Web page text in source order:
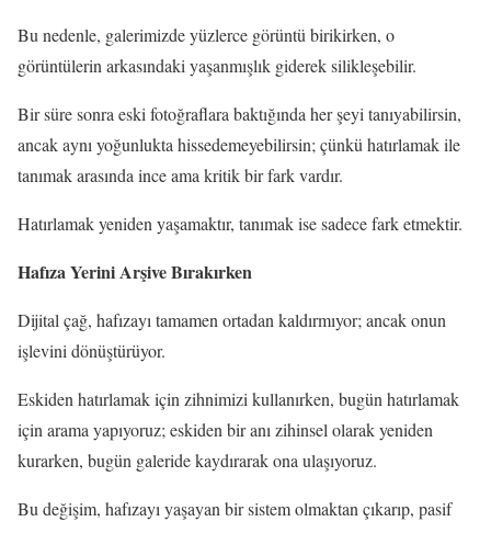
Bu nedenle, galerimizde yüzlerce görüntü birikirken, o
görüntülerin arkasındaki yaşanmışlık giderek silikleşebilir.
Bir süre sonra eski fotoğraflara baktığında her şeyi tanıyabilirsin,
ancak aynı yoğunlukta hissedemeyebilirsin; çünkü hatırlamak ile
tanımak arasında ince ama kritik bir fark vardır.
Hatırlamak yeniden yaşamaktır, tanımak ise sadece fark etmektir.
Hafıza Yerini Arşive Bırakırken
Dijital çağ, hafızayı tamamen ortadan kaldırmıyor; ancak onun
işlevini dönüştürüyor.
Eskiden hatırlamak için zihnimizi kullanırken, bugün hatırlamak
için arama yapıyoruz; eskiden bir anı zihinsel olarak yeniden
kurarken, bugün galeride kaydırarak ona ulaşıyoruz.
Bu değişim, hafızayı yaşayan bir sistem olmaktan çıkarıp, pasif